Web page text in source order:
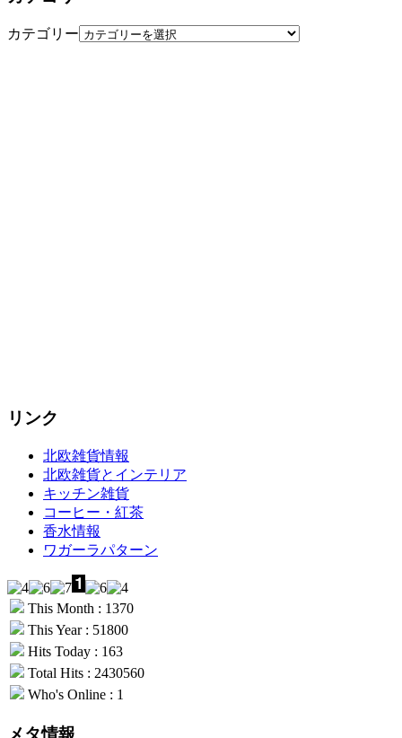
カテゴリー
リンク
北欧雑貨情報
北欧雑貨とインテリア
キッチン雑貨
コーヒー・紅茶
香水情報
ワガーラパターン
This Month : 1370
This Year : 51800
Hits Today : 163
Total Hits : 2430560
Who's Online : 1
メタ情報